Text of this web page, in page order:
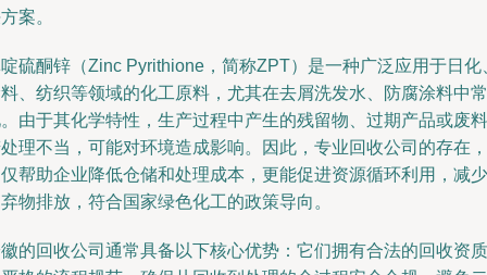
案。
硫酮锌（Zinc Pyrithione，简称ZPT）是一种广泛应用于日化
、纺织等领域的化工原料，尤其在去屑洗发水、防腐涂料中常
由于其化学特性，生产过程中产生的残留物、过期产品或废料
理不当，可能对环境造成影响。因此，专业回收公司的存在，
帮助企业降低仓储和处理成本，更能促进资源循环利用，减少
物排放，符合国家绿色化工的政策导向。
的回收公司通常具备以下核心优势：它们拥有合法的回收资质